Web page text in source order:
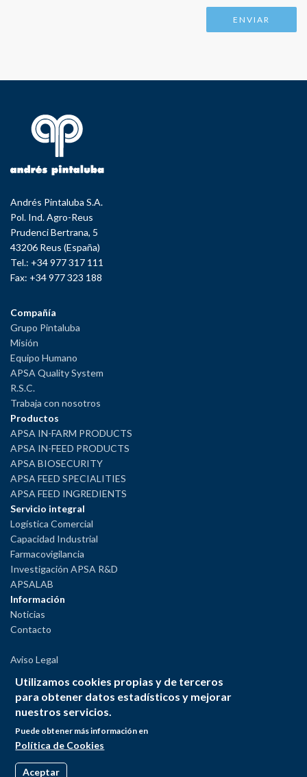
Andrés Pintaluba S.A.
Pol. Ind. Agro-Reus
Prudenci Bertrana, 5
43206 Reus (España)
Tel.: +34 977 317 111
Fax: +34 977 323 188
Compañía
Grupo Pintaluba
Misión
Equipo Humano
APSA Quality System
R.S.C.
Trabaja con nosotros
Productos
APSA IN-FARM PRODUCTS
APSA IN-FEED PRODUCTS
APSA BIOSECURITY
APSA FEED SPECIALITIES
APSA FEED INGREDIENTS
Servicio integral
Logística Comercial
Capacidad Industrial
Farmacovigilancia
Investigación APSA R&D
APSALAB
Información
Noticias
Contacto
Aviso Legal
Política de Cookies
Política del Sistema Interno de Información
Utilizamos cookies propias y de terceros
para obtener datos estadísticos y mejorar
nuestros servicios.
Puede obtener más información en
Política de Cookies
Aceptar